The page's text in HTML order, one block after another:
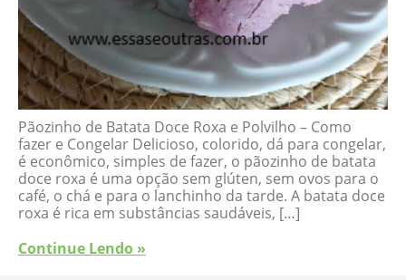
Pãozinho de Batata Doce Roxa e Polvilho – Como
fazer e Congelar Delicioso, colorido, dá para congelar,
é econômico, simples de fazer, o pãozinho de batata
doce roxa é uma opção sem glúten, sem ovos para o
café, o chá e para o lanchinho da tarde. A batata doce
roxa é rica em substâncias saudáveis, […]
Continue Lendo »